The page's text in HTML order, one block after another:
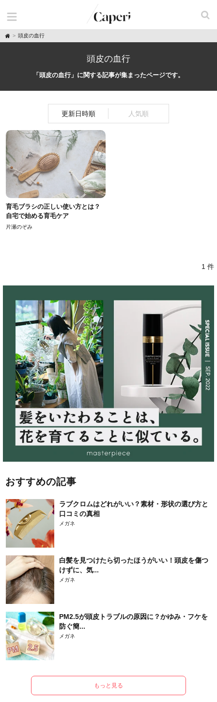
H
o
頭皮の血行
頭皮の血行
「頭皮の血行」に関する記事が集まったページです。
更新日時順 人気順
育毛ブラシの正しい使い方とは？
自宅で始める育毛ケア
片瀬のぞみ
1 件
おすすめの記事
ラブクロムはどれがいい？素材・形状の選び方と
口コミの真相
メガネ
白髪を見つけたら切ったほうがいい！頭皮を傷つ
けずに、気...
メガネ
PM2.5が頭皮トラブルの原因に？かゆみ・フケを
防ぐ簡...
メガネ
もっと見る